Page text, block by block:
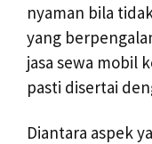
nyaman bila
yang
jasa sewa mobil
pasti disertai
Diantara aspek